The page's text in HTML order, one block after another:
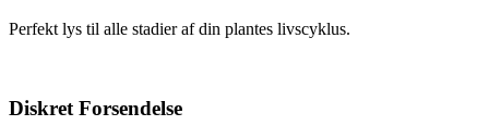
Perfekt lys til alle stadier af din plantes livscyklus.
Diskret Forsendelse